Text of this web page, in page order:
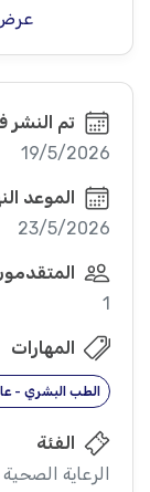
تم النشر
19/5/2026
الموعد
23/5/2026
1
المهارات
الطب البشري -
الفئة
الرعاية